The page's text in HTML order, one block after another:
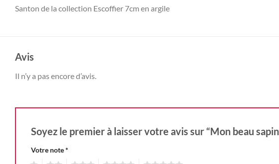
Santon de la collection Escoffier 7cm en argile
Avis
Il n’y a pas encore d’avis.
Soyez le premier à laisser votre avis sur “Mon beau
Votre note*